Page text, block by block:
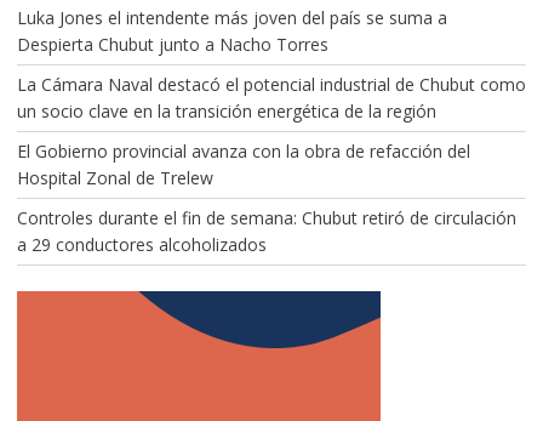
Luka Jones el intendente más joven del país se suma a
Despierta Chubut junto a Nacho Torres
La Cámara Naval destacó el potencial industrial de Chubut como
un socio clave en la transición energética de la región
El Gobierno provincial avanza con la obra de refacción del
Hospital Zonal de Trelew
Controles durante el fin de semana: Chubut retiró de circulación
a 29 conductores alcoholizados